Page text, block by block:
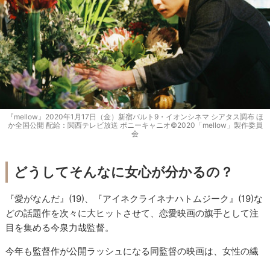
『mellow』2020年1月17日（金）新宿バルト9・イオンシネマ シアタス調布 ほ
か全国公開 配給：関西テレビ放送 ポニーキャニオ©2020「mellow」製作委員
会
どうしてそんなに女心が分かるの？
『愛がなんだ』(19)、『アイネクライネナハトムジーク』(19)な
どの話題作を次々に大ヒットさせて、恋愛映画の旗手として注
目を集める今泉力哉監督。
今年も監督作が公開ラッシュになる同監督の映画は、女性の繊